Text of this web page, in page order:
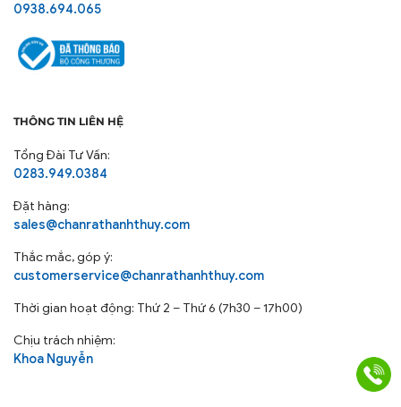
0938.694.065
THÔNG TIN LIÊN HỆ
Tổng Đài Tư Vấn:
0283.949.0384
Đặt hàng:
sales@chanrathanhthuy.com
Thắc mắc, góp ý:
customerservice@chanrathanhthuy.com
Thời gian hoạt động: Thứ 2 – Thứ 6 (7h30 – 17h00)
Chịu trách nhiệm:
Khoa Nguyễn